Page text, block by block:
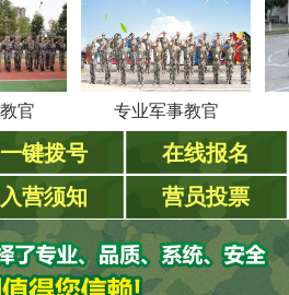
专业军事教官
一键拨号
在线报名
入营须知 营员投票